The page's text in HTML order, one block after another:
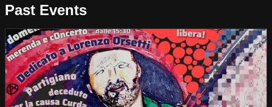
Past Events